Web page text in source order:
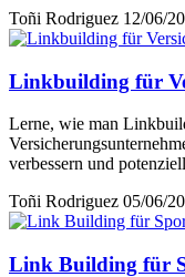
Toñi Rodriguez 12/06/
Linkbuilding für
Lerne, wie man
verbessern und
Toñi Rodriguez 05/06/
Link Building für